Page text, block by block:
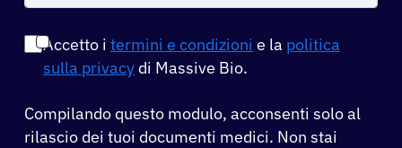
Accetto i termini e condizioni e la politica
sulla privacy di Massive Bio.
Compilando questo modulo, acconsenti solo al
rilascio dei tuoi documenti medici. Non stai